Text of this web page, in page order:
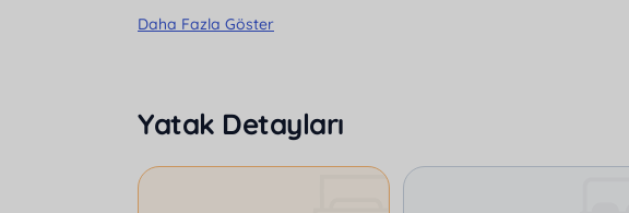
içinde huzurlu ve unutulmaz bir tatil için tüm olanakları
Daha Fazla Göster
Yatak Detayları